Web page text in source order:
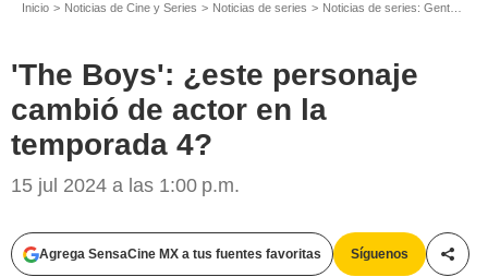
Inicio Noticias de Cine y Series Noticias de series Noticias de series: Gente
'The Boys': ¿este personaje
cambió de actor en la
temporada 4?
15 jul 2024 a las 1:00 p.m.
Agrega SensaCine MX a tus fuentes favoritas Síguenos